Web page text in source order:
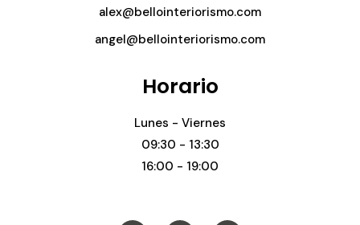
alex@bellointeriorismo.com
angel@bellointeriorismo.com
Horario
Lunes - Viernes
09:30 - 13:30
16:00 - 19:00